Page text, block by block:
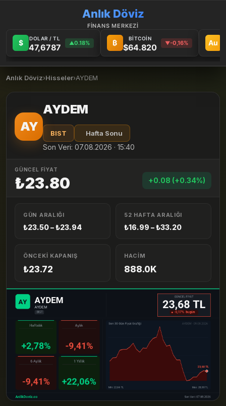
Anlık Döviz
FİNANS MERKEZİ
$ DOLAR / TL
47,6787 ▲0.18% ₿ BİTCOİN
$64.820 ▼-0,16% Au
Anlık Döviz›Hisseler›AYDEM
AY
AYDEM
BIST Hafta Sonu
Son Veri: 07.08.2026 · 15:40
GÜNCEL FİYAT
₺23.80 +0.08 (+0.34%)
GÜN ARALIĞI
₺23.50 – ₺23.94
52 HAFTA ARALIĞI
₺16.99 – ₺33.20
ÖNCEKI KAPANIŞ
₺23.72
HACIM
888.0K